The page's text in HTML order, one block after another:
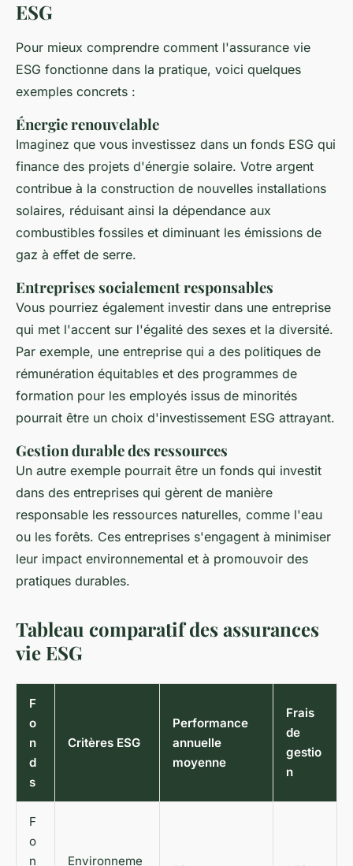
ESG
Pour mieux comprendre comment l'assurance vie
ESG fonctionne dans la pratique, voici quelques
exemples concrets :
Énergie renouvelable
Imaginez que vous investissez dans un fonds ESG qui
finance des projets d'énergie solaire. Votre argent
contribue à la construction de nouvelles installations
solaires, réduisant ainsi la dépendance aux
combustibles fossiles et diminuant les émissions de
gaz à effet de serre.
Entreprises socialement responsables
Vous pourriez également investir dans une entreprise
qui met l'accent sur l'égalité des sexes et la diversité.
Par exemple, une entreprise qui a des politiques de
rémunération équitables et des programmes de
formation pour les employés issus de minorités
pourrait être un choix d'investissement ESG attrayant.
Gestion durable des ressources
Un autre exemple pourrait être un fonds qui investit
dans des entreprises qui gèrent de manière
responsable les ressources naturelles, comme l'eau
ou les forêts. Ces entreprises s'engagent à minimiser
leur impact environnemental et à promouvoir des
pratiques durables.
Tableau comparatif des assurances
vie ESG
F
o
n
d
s
Critères ESG
Performance
annuelle
moyenne
Frais
de
gestio
n
F
o
n
Environneme